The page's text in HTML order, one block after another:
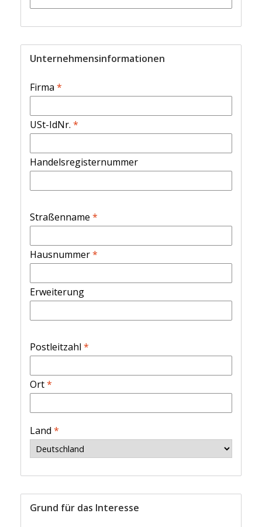
Unternehmensinformationen
Firma *
USt-IdNr. *
Handelsregisternummer
Straßenname *
Hausnummer*
Erweiterung
Postleitzahl *
Ort*
Land *
Grund für das Interesse